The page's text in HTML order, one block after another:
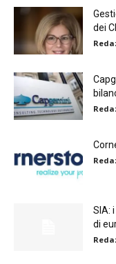
dei
SIA:
di